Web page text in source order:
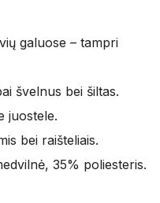
galuose – tampri
švelnus bei šiltas.
juostele.
bei raišteliais.
35% poliesteris.